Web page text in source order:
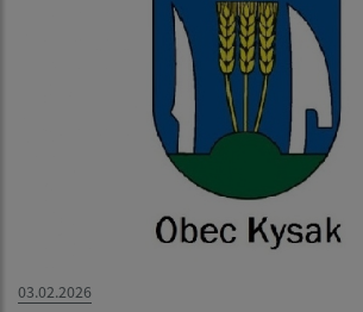
03.02.2026